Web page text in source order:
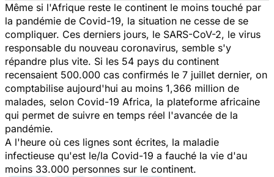
Même si l'Afrique reste le continent le moins touché par
la pandémie de Covid-19, la situation ne cesse de se
compliquer. Ces derniers jours, le SARS-CoV-2, le virus
responsable du nouveau coronavirus, semble s'y
répandre plus vite. Si les 54 pays du continent
recensaient 500.000 cas confirmés le 7 juillet dernier, on
comptabilise aujourd'hui au moins 1,366 million de
malades, selon Covid-19 Africa, la plateforme africaine
qui permet de suivre en temps réel l'avancée de la
pandémie.
A l'heure où ces lignes sont écrites, la maladie
infectieuse qu'est le/la Covid-19 a fauché la vie d'au
moins 33.000 personnes sur le continent.